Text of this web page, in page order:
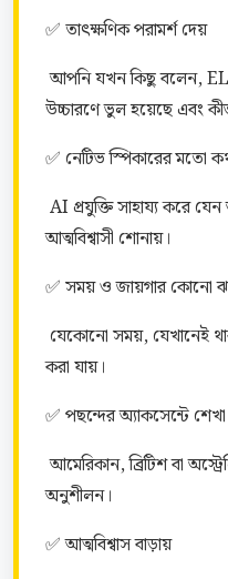
✅ তাৎক্ষণিক পরামর্শ দেয়
আপনি যখন কিছু বলেন,
উচ্চারণে ভুল হয়েছে এবং
✅ নেটিভ স্পিকারের মতো
AI প্রযুক্তি সাহায্য করে
আত্মবিশ্বাসী শোনায়।
✅ সময় ও জায়গার কোনো
যেকোনো সময়, যেখানেই
করা যায়।
✅ পছন্দের অ্যাকসেন্টে
আমেরিকান, ব্রিটিশ বা
অনুশীলন।
✅ আত্মবিশ্বাস বাড়ায়